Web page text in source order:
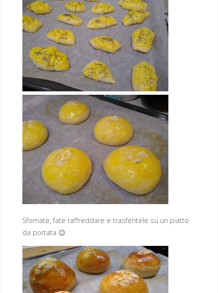
Sfornate, fate raffreddare e trasferitele su un piatto
da portata 😉